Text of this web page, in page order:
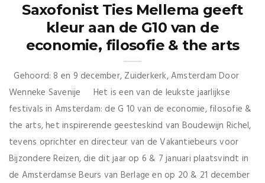
Saxofonist Ties Mellema geeft
kleur aan de G10 van de
economie, filosofie & the arts
Gehoord: 8 en 9 december, Zuiderkerk, Amsterdam Door
Wenneke Savenije Het is een van de leukste jaarlijkse
festivals in Amsterdam: de G 10 van de economie, filosofie &
the arts, het inspirerende geesteskind van Boudewijn Richel,
tevens oprichter en directeur van de Vakantiebeurs voor
Bijzondere Reizen, die dit jaar op 6 & 7 januari plaatsvindt in
de Amsterdamse Beurs van Berlage en op 20 & 21 december